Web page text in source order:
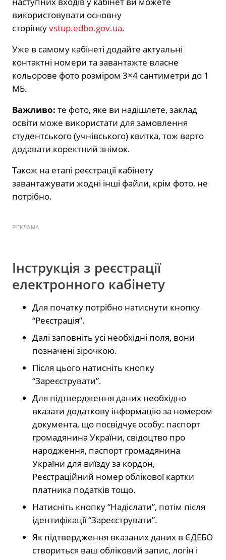
використовувати основну
сторінкуvstup.edbo.gov.ua.
Уже в самому кабінеті додайте актуальні
контактні номери та завантажте власне
кольорове фото розміром 3×4 сантиметри до 1
МБ.
Важливо: те фото, яке ви надішлете, заклад
освіти може використати для замовлення
студентського (учнівського) квитка, тож варто
додавати коректний знімок.
Також на етапі реєстрації кабінету
завантажувати жодні інші файли, крім фото, не
потрібно.
РЕКЛАМА
Інструкція з реєстрації
електронного кабінету
Для початку потрібно натиснути кнопку
“Реєстрація”.
Далі заповніть усі необхідні поля, вони
позначені зірочкою.
Після цього натисніть кнопку
“Зареєструвати”.
Для підтвердження даних необхідно
вказати додаткову інформацію за номером
документа, що посвідчує особу: паспорт
громадянина України, свідоцтво про
народження, паспорт громадянина
України для виїзду за кордон,
Реєстраційний номер облікової картки
платника податків тощо.
Натисніть кнопку “Надіслати”, потім після
ідентифікації “Зареєструвати”.
Як підтвердження вказаних даних в ЄДЕБО
створиться ваш обліковий запис, логін і